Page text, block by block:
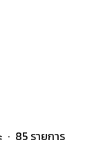
· 85 รายการ